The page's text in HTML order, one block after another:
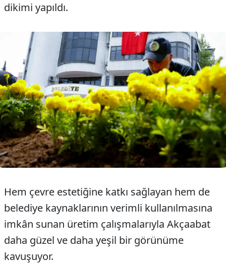
dikimi yapıldı.
Hem çevre estetiğine katkı sağlayan hem de
belediye kaynaklarının verimli kullanılmasına
imkân sunan üretim çalışmalarıyla Akçaabat
daha güzel ve daha yeşil bir görünüme
kavuşuyor.